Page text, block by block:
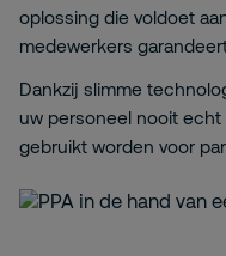
oplossing die voldoet
medewerkers
Dankzij slimme
uw personeel nooit echt
gebruikt worden voor